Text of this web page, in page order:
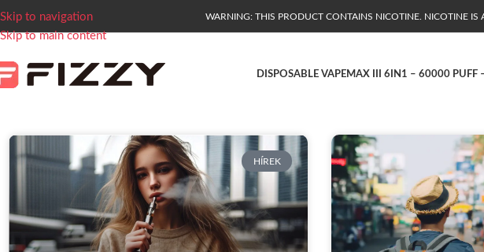
Skip to navigation
Skip to main content
WARNING: THIS PRODUCT CONTAINS NICOTINE. NICOTINE IS
DISPOSABLE VAPEMAX III 6IN1 – 60000 PUFF
HÍREK